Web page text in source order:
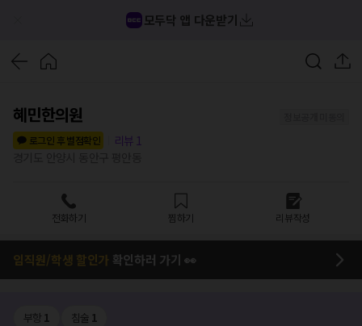
모두닥 앱 다운받기
혜민한의원
로그인 후 별점확인
리뷰 1
전화하기 찜하기 리뷰작성
임직원/학생 할인가 확인하러 가기 👀
부항 1 침술 1